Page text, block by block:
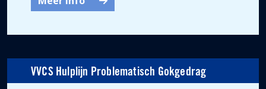
VVCS Hulplijn Problematisch Gokgedrag